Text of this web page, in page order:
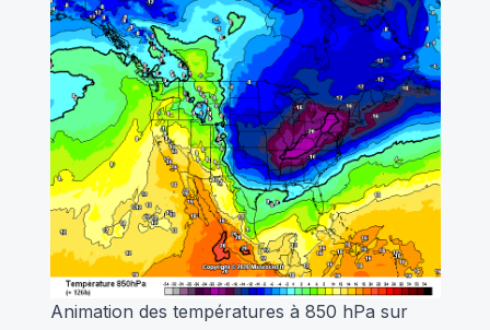
Animation des températures à 850 hPa sur